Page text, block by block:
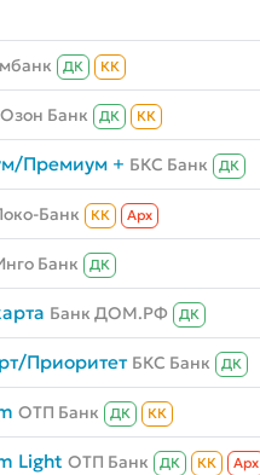
ДК КК
Озон Банк ДК КК
Премиум + БКС Банк ДК
Банк КК Aрх
Банк ДК
Банк ДОМ.РФ ДК
Приоритет БКС Банк ДК
ОТП Банк ДК КК
Light ОТП Банк ДК КК Aрх